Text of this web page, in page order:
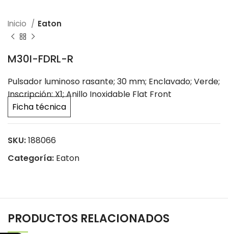
Inicio Eaton
M30I-FDRL-R
Pulsador luminoso rasante; 30 mm; Enclavado; Verde;
Inscripción: X1; Anillo Inoxidable Flat Front
Ficha técnica
SKU:188066
Categoría: Eaton
PRODUCTOS RELACIONADOS